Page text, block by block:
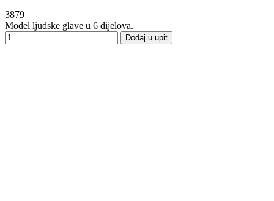
3879
Model ljudske glave u 6 dijelova.
Dodaj u upit